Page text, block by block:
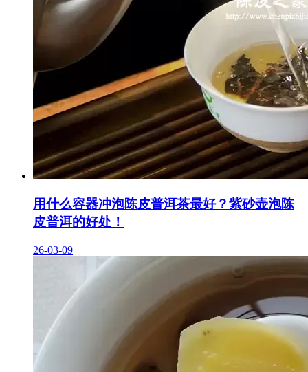
用什么容器冲泡陈皮普洱茶最好？紫砂壶泡陈
皮普洱的好处！
26-03-09